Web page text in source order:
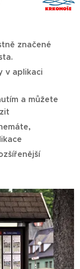
značené
v aplikaci
a můžete